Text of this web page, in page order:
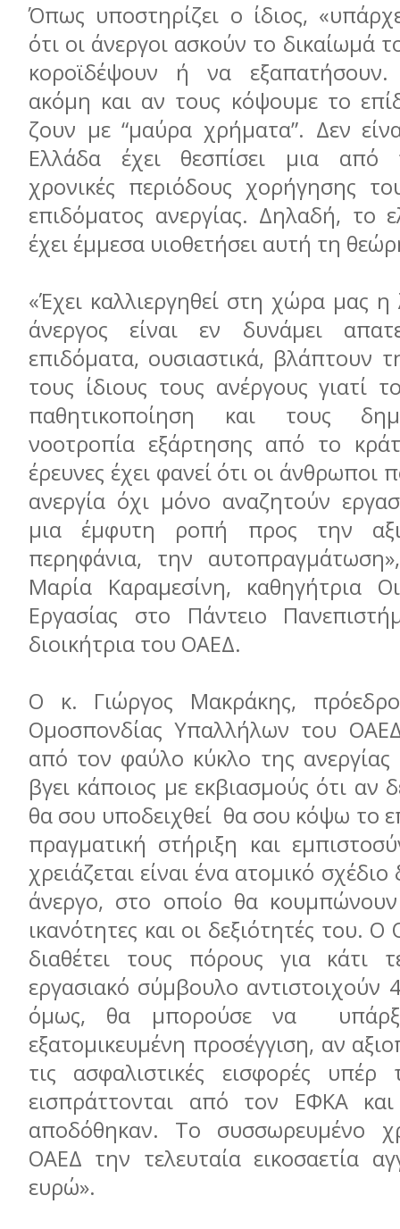
Όπως υποστηρίζει ο ίδιος,
ότι οι άνεργοι ασκούν το δικαίωμά
κοροϊδέψουν ή να εξαπατήσουν.
ακόμη και αν τους κόψουμε το
ζουν με “μαύρα χρήματα”. Δεν
Ελλάδα έχει θεσπίσει μια από
χρονικές περιόδους χορήγησης
επιδόματος ανεργίας. Δηλαδή, το
έχει έμμεσα υιοθετήσει αυτή τη
«Έχει καλλιεργηθεί στη χώρα μας η
άνεργος είναι εν δυνάμει
επιδόματα, ουσιαστικά, βλάπτουν
τους ίδιους τους ανέργους γιατί
παθητικοποίηση και τους
νοοτροπία εξάρτησης από το
έρευνες έχει φανεί ότι οι άνθρωποι
ανεργία όχι μόνο αναζητούν
μια έμφυτη ροπή προς την
περηφάνια, την
Μαρία Καραμεσίνη, καθηγήτρια
Εργασίας στο Πάντειο
διοικήτρια του ΟΑΕΔ.
Ο κ. Γιώργος Μακράκης,
Ομοσπονδίας Υπαλλήλων του
από τον φαύλο κύκλο της ανεργίας
βγει κάποιος με εκβιασμούς ότι αν
θα σου υποδειχθεί θα σου κόψω το
πραγματική στήριξη και
χρειάζεται είναι ένα ατομικό
άνεργο, στο οποίο θα κουμπώνουν
ικανότητες και οι δεξιότητές του.
διαθέτει τους πόρους για κάτι
εργασιακό σύμβουλο αντιστοιχούν
όμως, θα μπορούσε να
εξατομικευμένη προσέγγιση, αν
τις ασφαλιστικές εισφορές υπέρ
εισπράττονται από τον ΕΦΚΑ
αποδόθηκαν. Το συσσωρευμένο
ΟΑΕΔ την τελευταία εικοσαετία
ευρώ».